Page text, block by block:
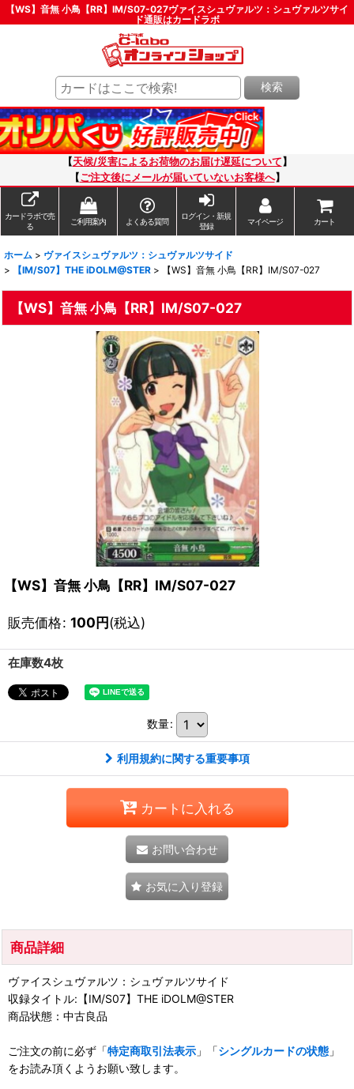
【WS】音無 小鳥【RR】IM/S07-027ヴァイスシュヴァルツ：シュヴァルツサイ
ド通販はカードラボ
検索
【天候/災害によるお荷物のお届け遅延について 】
【ご注文後にメールが届いていないお客様へ】
カードラボで売
る
ご利用案内 よくある質問
ログイン・新規
登録
マイページ カート
ホーム > ヴァイスシュヴァルツ：シュヴァルツサイド
>
【IM/S07】THE iDOLM@STER > 【WS】音無 小鳥【RR】IM/S07-027
【WS】音無 小鳥【RR】IM/S07-027
【WS】音無 小鳥【RR】IM/S07-027
販売価格: 100円(税込)
在庫数4枚
数量:
利用規約に関する重要事項
カートに入れる
お問い合わせ
お気に入り登録
商品詳細
ヴァイスシュヴァルツ：シュヴァルツサイド
収録タイトル:【IM/S07】THE iDOLM@STER
商品状態：中古良品
ご注文の前に必ず「特定商取引法表示 」「シングルカードの状態 」
をお読み頂くようお願い致します。